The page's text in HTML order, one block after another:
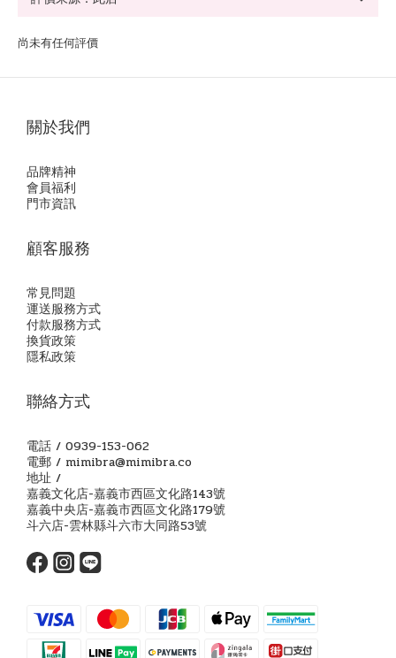
尚未有任何評價
關於我們
品牌精神
會員福利
門市資訊
顧客服務
常見問題
運送服務方式
付款服務方式
換貨政策
隱私政策
聯絡方式
電話 / 0939-153-062
電郵 / mimibra@mimibra.co
地址 /
嘉義文化店-嘉義市西區文化路143號
嘉義中央店-嘉義市西區文化路179號
斗六店-雲林縣斗六市大同路53號